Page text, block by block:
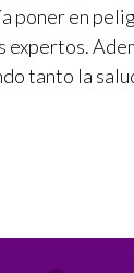
poner en
expertos.
tanto la